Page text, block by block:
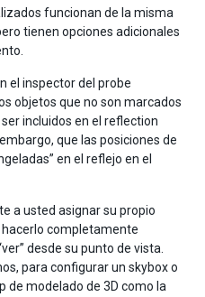
funcionan de la misma
tienen opciones adicionales
el inspector del probe
objetos que no son marcados
incluidos en el reflection
que las posiciones de
en el reflejo en el
a usted asignar su propio
completamente
desde su punto de vista.
para configurar un skybox o
de modelado de 3D como la